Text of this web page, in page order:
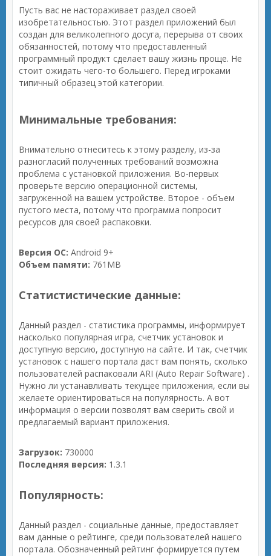
Пусть вас не настораживает раздел своей
изобретательностью. Этот раздел приложений был
создан для великолепного досуга, перерыва от своих
обязанностей, потому что предоставленный
программный продукт сделает вашу жизнь проще. Не
стоит ожидать чего-то большего. Перед игроками
типичный образец этой категории.
Минимальные требования:
Внимательно отнеситесь к этому разделу, из-за
разногласий полученных требований возможна
проблема с установкой приложения. Во-первых
проверьте версию операционной системы,
загруженной на вашем устройстве. Второе - объем
пустого места, потому что программа попросит
ресурсов для своей распаковки.
Версия ОС: Android 9+
Объем памяти: 761MB
Статистистические данные:
Данный раздел - статистика программы, информирует
насколько популярная игра, счетчик установок и
доступную версию, доступную на сайте. И так, счетчик
установок с нашего портала даст вам понять, сколько
пользователей распаковали ARI (Auto Repair Software) .
Нужно ли устанавливать текущее приложения, если вы
желаете ориентироваться на популярность. А вот
информация о версии позволят вам сверить свой и
предлагаемый вариант приложения.
Загрузок: 730000
Последняя версия: 1.3.1
Популярность:
Данный раздел - социальные данные, предоставляет
вам данные о рейтинге, среди пользователей нашего
портала. Обозначенный рейтинг формируется путем